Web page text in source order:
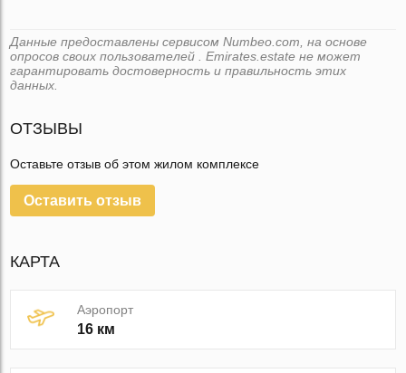
Данные предоставлены сервисом Numbeo.com, на основе
опросов своих пользователей . Emirates.estate не может
гарантировать достоверность и правильность этих
данных.
ОТЗЫВЫ
Оставьте отзыв об этом жилом комплексе
Оставить отзыв
КАРТА
Аэропорт
16 км